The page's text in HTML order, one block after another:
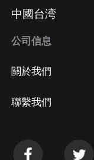
中國台湾
公司信息
關於我們
聯繫我們